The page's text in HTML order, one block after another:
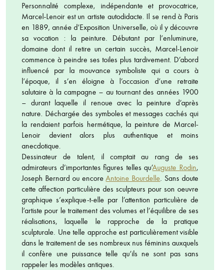
Personnalité complexe, indépendante et provocatrice,
Marcel-Lenoir est un artiste autodidacte. Il se rend à Paris
en 1889, année d’Exposition Universelle, où il y découvre
sa vocation : la peinture. Débutant par l’enluminure,
domaine dont il retire un certain succès, Marcel-Lenoir
commence à peindre ses toiles plus tardivement. D’abord
influencé par la mouvance symboliste qui a cours à
l’époque, il s’en éloigne à l’occasion d’une retraite
salutaire à la campagne – au tournant des années 1900
– durant laquelle il renoue avec la peinture d’après
nature. Déchargée des symboles et messages cachés qui
la rendaient parfois hermétique, la peinture de Marcel-
Lenoir devient alors plus authentique et moins
anecdotique.
Dessinateur de talent, il comptait au rang de ses
admirateurs d’importantes figures telles qu’Auguste Rodin,
Joseph Bernard ou encoreAntoine Bourdelle. Sans doute
cette affection particulière des sculpteurs pour son oeuvre
graphique s’explique-t-elle par l’attention particulière de
l’artiste pour le traitement des volumes et l’équilibre de ses
réalisations, laquelle le rapproche de la pratique
sculpturale. Une telle approche est particulièrement visible
dans le traitement de ses nombreux nus féminins auxquels
il confère une puissance telle qu’ils ne sont pas sans
rappeler les modèles antiques.